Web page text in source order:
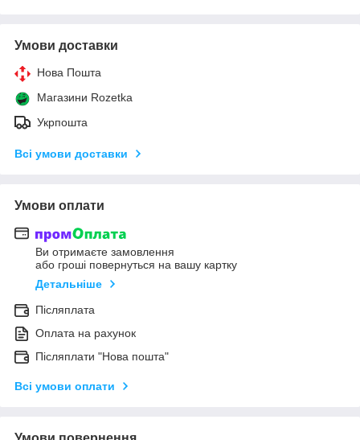
Умови доставки
Нова Пошта
Магазини Rozetka
Укрпошта
Всі умови доставки
Умови оплати
Ви отримаєте замовлення
або гроші повернуться на вашу картку
Детальніше
Післяплата
Оплата на рахунок
Післяплати "Нова пошта"
Всі умови оплати